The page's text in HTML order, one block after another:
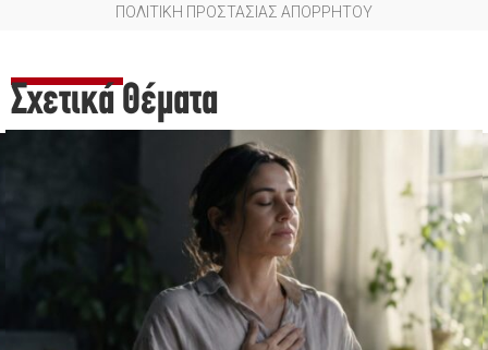
ΠΟΛΙΤΙΚΗ ΠΡΟΣΤΑΣΙΑΣ ΑΠΟΡΡΗΤΟΥ
Σχετικά Θέματα